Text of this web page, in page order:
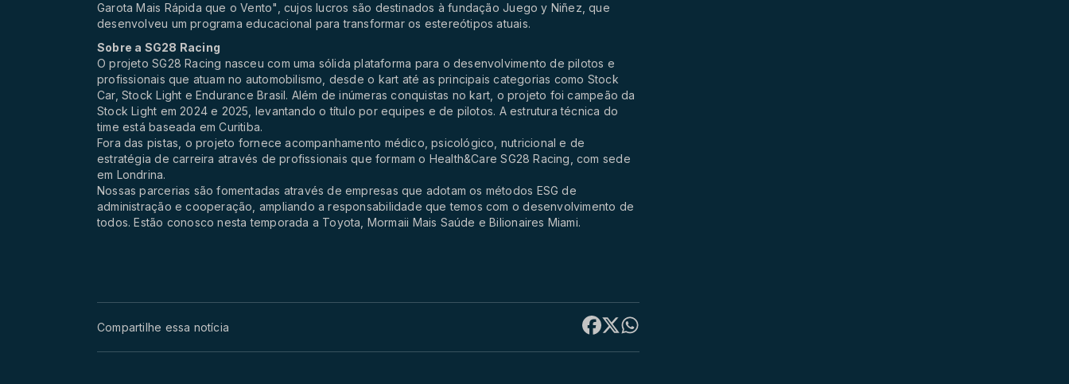
Garota Mais Rápida que o Vento", cujos lucros são destinados à fundação Juego y Niñez, que
desenvolveu um programa educacional para transformar os estereótipos atuais.
Sobre a SG28 Racing
O projeto SG28 Racing nasceu com uma sólida plataforma para o desenvolvimento de pilotos e
profissionais que atuam no automobilismo, desde o kart até as principais categorias como Stock
Car, Stock Light e Endurance Brasil. Além de inúmeras conquistas no kart, o projeto foi campeão da
Stock Light em 2024 e 2025, levantando o título por equipes e de pilotos. A estrutura técnica do
time está baseada em Curitiba.
Fora das pistas, o projeto fornece acompanhamento médico, psicológico, nutricional e de
estratégia de carreira através de profissionais que formam o Health&Care SG28 Racing, com sede
em Londrina.
Nossas parcerias são fomentadas através de empresas que adotam os métodos ESG de
administração e cooperação, ampliando a responsabilidade que temos com o desenvolvimento de
todos. Estão conosco nesta temporada a Toyota, Mormaii Mais Saúde e Bilionaires Miami.
Compartilhe essa notícia